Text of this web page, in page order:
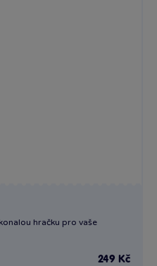
hračku pro vaše
249 Kč